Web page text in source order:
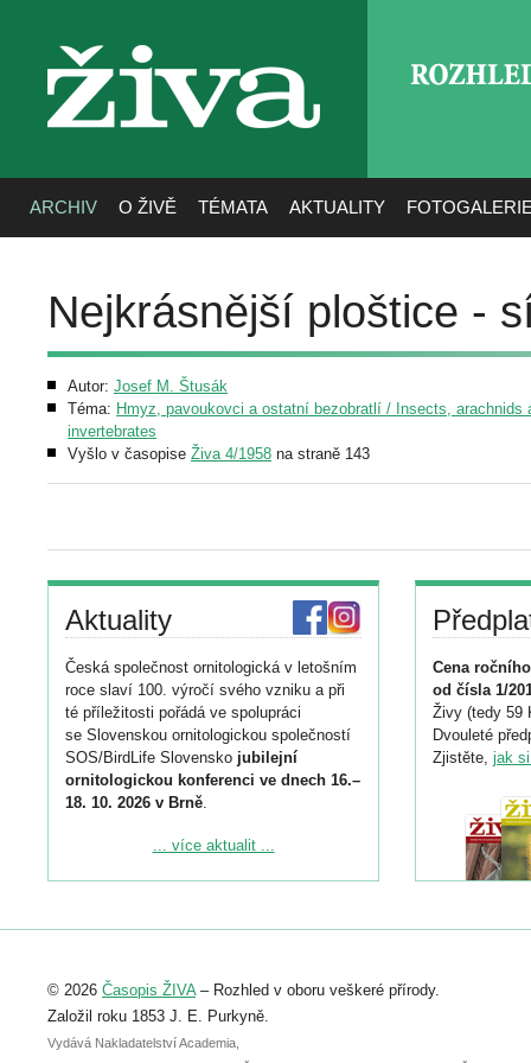
živa
ARCHIV O ŽIVĚ TÉMATA AKTUALITY
Nejkrásnější ploštice -
Autor: Josef M. Štusák
Téma: Hmyz, pavoukovci a ostatní bezobratlí / Insects, arachnids
invertebrates
Vyšlo v časopise Živa 4/1958 na straně 143
Aktuality
Česká společnost ornitologická v letošním
roce slaví 100. výročí svého vzniku a při
té příležitosti pořádá ve spolupráci
se Slovenskou ornitologickou společností
SOS/BirdLife Slovensko jubilejní
ornitologickou konferenci ve dnech 16.–
18. 10. 2026 v Brně.
Podrobnější informace ke konferenci
Registrovat se můžete do 6. září.
abstraktu přihlášené přednášky nebo
posteru je už 30. června.
... více aktualit ...
Cena
od čísla 1/
Živy (tedy 59
Dvouleté
Zjistěte, jak
© 2026 Časopis ŽIVA– Rozhled v oboru veškeré přírody.
Založil roku 1853 J. E. Purkyně.
Vydává Nakladatelství Academia,